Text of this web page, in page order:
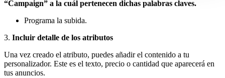
“Campaign” a la cuál pertenecen dichas palabras claves.
Programa la subida.
3. Incluir detalle de los atributos
Una vez creado el atributo, puedes añadir el contenido a tu
personalizador. Este es el texto, precio o cantidad que aparecerá en
tus anuncios.